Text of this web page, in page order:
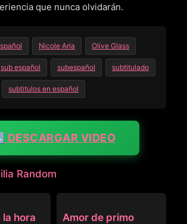
que nunca olvidarán.
Nicole Aria Olive Glass
sub español subespañol subtitulado
subtitulos en español
DESCARGAR VIDEO
Random
la hora
Amor de primo